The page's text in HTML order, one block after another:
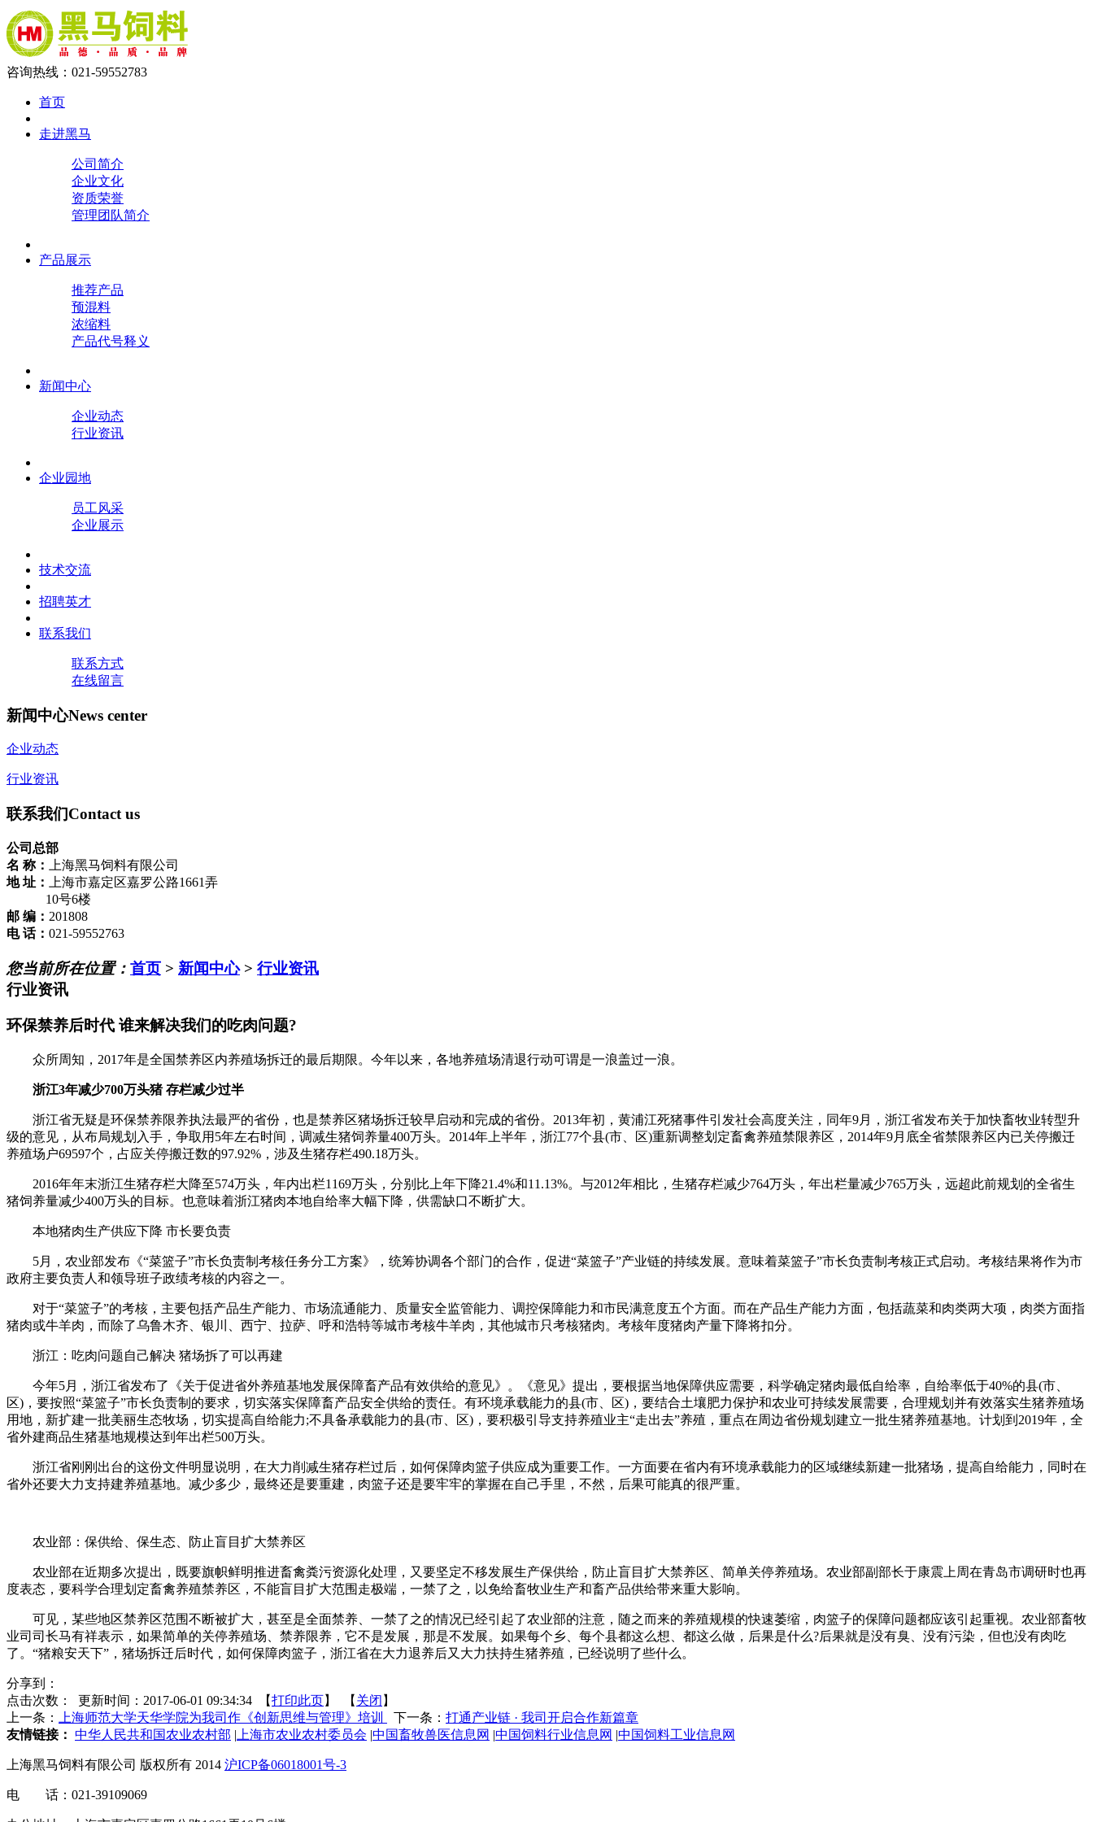
咨询热线：021-59552783
首页
走进黑马
公司简介
企业文化
资质荣誉
管理团队简介
产品展示
推荐产品
预混料
浓缩料
产品代号释义
新闻中心
企业动态
行业资讯
企业园地
员工风采
企业展示
技术交流
招聘英才
联系我们
联系方式
在线留言
新闻中心News center
企业动态
行业资讯
联系我们Contact us
公司总部
名 称：
上海黑马饲料有限公司
地 址：
上海市嘉定区嘉罗公路1661弄
10号6楼
邮 编： 201808
电 话： 021-59552763
您当前所在位置： 首页 > 新闻中心> 行业资讯
行业资讯
环保禁养后时代 谁来解决我们的吃肉问题?
众所周知，2017年是全国禁养区内养殖场拆迁的最后期限。今年以来，各地养殖场清退行动可谓是一浪盖过一浪。
浙江3年减少700万头猪 存栏减少过半
浙江省无疑是环保禁养限养执法最严的省份，也是禁养区猪场拆迁较早启动和完成的省份。2013年初，黄浦江死猪事件引发社会高度关注，同年9月，浙江省发布关于加快畜牧业转型升
级的意见，从布局规划入手，争取用5年左右时间，调减生猪饲养量400万头。2014年上半年，浙江77个县(市、区)重新调整划定畜禽养殖禁限养区，2014年9月底全省禁限养区内已关停搬迁
养殖场户69597个，占应关停搬迁数的97.92%，涉及生猪存栏490.18万头。
2016年年末浙江生猪存栏大降至574万头，年内出栏1169万头，分别比上年下降21.4%和11.13%。与2012年相比，生猪存栏减少764万头，年出栏量减少765万头，远超此前规划的全省生
猪饲养量减少400万头的目标。也意味着浙江猪肉本地自给率大幅下降，供需缺口不断扩大。
本地猪肉生产供应下降 市长要负责
5月，农业部发布《“菜篮子”市长负责制考核任务分工方案》，统筹协调各个部门的合作，促进“菜篮子”产业链的持续发展。意味着菜篮子”市长负责制考核正式启动。考核结果将作为市
政府主要负责人和领导班子政绩考核的内容之一。
对于“菜篮子”的考核，主要包括产品生产能力、市场流通能力、质量安全监管能力、调控保障能力和市民满意度五个方面。而在产品生产能力方面，包括蔬菜和肉类两大项，肉类方面指
猪肉或牛羊肉，而除了乌鲁木齐、银川、西宁、拉萨、呼和浩特等城市考核牛羊肉，其他城市只考核猪肉。考核年度猪肉产量下降将扣分。
浙江：吃肉问题自己解决 猪场拆了可以再建
今年5月，浙江省发布了《关于促进省外养殖基地发展保障畜产品有效供给的意见》。《意见》提出，要根据当地保障供应需要，科学确定猪肉最低自给率，自给率低于40%的县(市、
区)，要按照“菜篮子”市长负责制的要求，切实落实保障畜产品安全供给的责任。有环境承载能力的县(市、区)，要结合土壤肥力保护和农业可持续发展需要，合理规划并有效落实生猪养殖场
用地，新扩建一批美丽生态牧场，切实提高自给能力;不具备承载能力的县(市、区)，要积极引导支持养殖业主“走出去”养殖，重点在周边省份规划建立一批生猪养殖基地。计划到2019年，全
省外建商品生猪基地规模达到年出栏500万头。
浙江省刚刚出台的这份文件明显说明，在大力削减生猪存栏过后，如何保障肉篮子供应成为重要工作。一方面要在省内有环境承载能力的区域继续新建一批猪场，提高自给能力，同时在
省外还要大力支持建养殖基地。减少多少，最终还是要重建，肉篮子还是要牢牢的掌握在自己手里，不然，后果可能真的很严重。
农业部：保供给、保生态、防止盲目扩大禁养区
农业部在近期多次提出，既要旗帜鲜明推进畜禽粪污资源化处理，又要坚定不移发展生产保供给，防止盲目扩大禁养区、简单关停养殖场。农业部副部长于康震上周在青岛市调研时也再
度表态，要科学合理划定畜禽养殖禁养区，不能盲目扩大范围走极端，一禁了之，以免给畜牧业生产和畜产品供给带来重大影响。
可见，某些地区禁养区范围不断被扩大，甚至是全面禁养、一禁了之的情况已经引起了农业部的注意，随之而来的养殖规模的快速萎缩，肉篮子的保障问题都应该引起重视。农业部畜牧
业司司长马有祥表示，如果简单的关停养殖场、禁养限养，它不是发展，那是不发展。如果每个乡、每个县都这么想、都这么做，后果是什么?后果就是没有臭、没有污染，但也没有肉吃
了。“猪粮安天下”，猪场拆迁后时代，如何保障肉篮子，浙江省在大力退养后又大力扶持生猪养殖，已经说明了些什么。
分享到：
点击次数：
更新时间：2017-06-01 09:34:34 【打印此页】 【 关闭 】
上一条：
上海师范大学天华学院为我司作《创新思维与管理》培训 下一条： 打通产业链 · 我司开启合作新篇章
友情链接： 中华人民共和国农业农村部 | 上海市农业农村委员会 |中国畜牧兽医信息网 |中国饲料行业信息网 |中国饲料工业信息网
上海黑马饲料有限公司 版权所有 2014 沪ICP备06018001号-3
电 话：021-39109069